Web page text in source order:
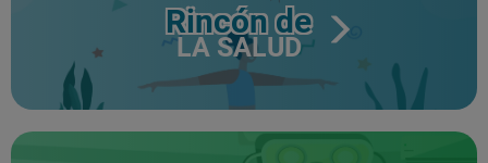
Rincón de
LA SALUD